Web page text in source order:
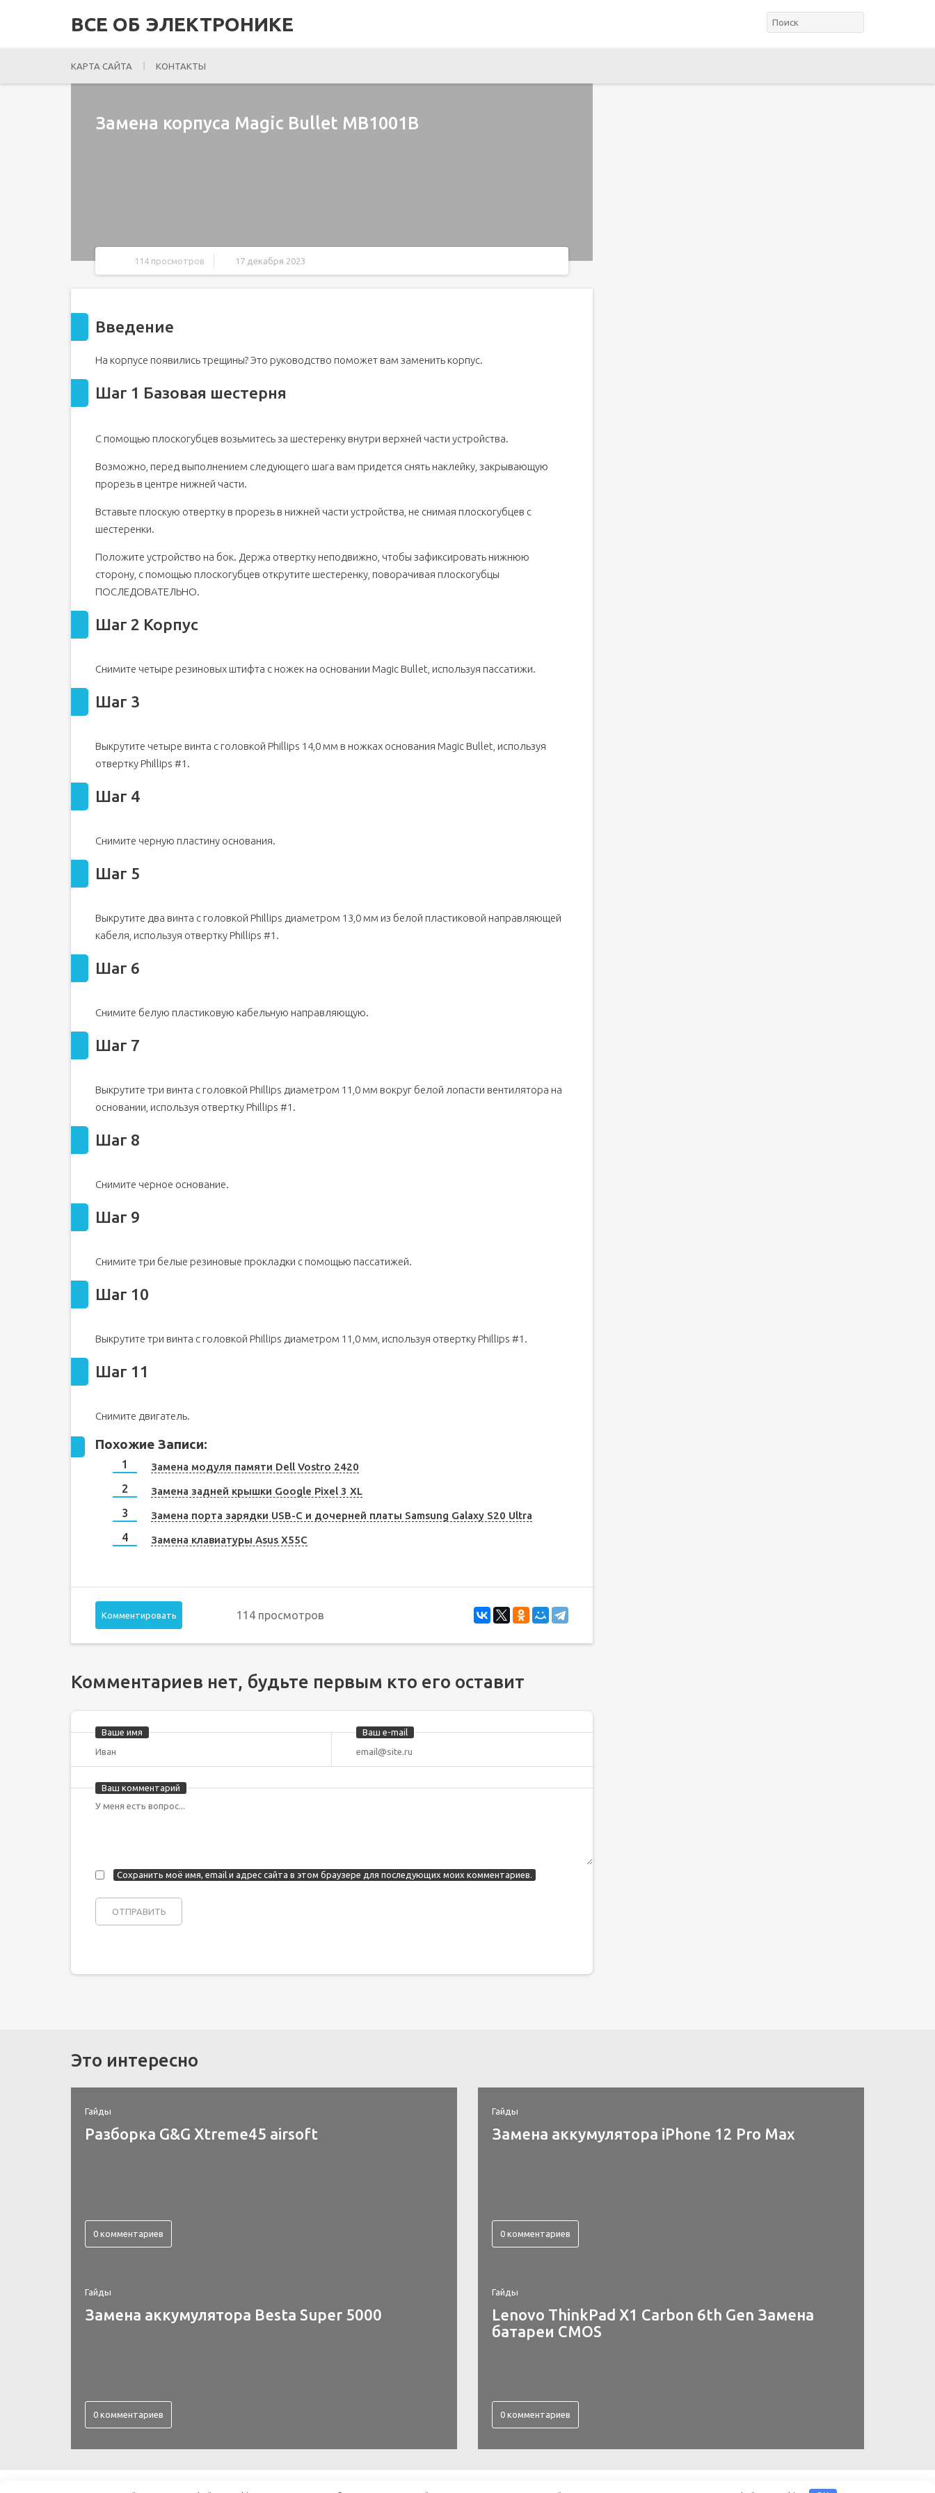
ВСЕ ОБ ЭЛЕКТРОНИКЕ
КАРТА САЙТА КОНТАКТЫ
Замена корпуса Magic Bullet MB1001B
114 просмотров 17 декабря 2023
Введение
На корпусе появились трещины? Это руководство поможет вам заменить корпус.
Шаг 1 Базовая шестерня
С помощью плоскогубцев возьмитесь за шестеренку внутри верхней части устройства.
Возможно, перед выполнением следующего шага вам придется снять наклейку, закрывающую
прорезь в центре нижней части.
Вставьте плоскую отвертку в прорезь в нижней части устройства, не снимая плоскогубцев с
шестеренки.
Положите устройство на бок. Держа отвертку неподвижно, чтобы зафиксировать нижнюю
сторону, с помощью плоскогубцев открутите шестеренку, поворачивая плоскогубцы
ПОСЛЕДОВАТЕЛЬНО.
Шаг 2 Корпус
Снимите четыре резиновых штифта с ножек на основании Magic Bullet, используя пассатижи.
Шаг 3
Выкрутите четыре винта с головкой Phillips 14,0 мм в ножках основания Magic Bullet, используя
отвертку Phillips #1.
Шаг 4
Снимите черную пластину основания.
Шаг 5
Выкрутите два винта с головкой Phillips диаметром 13,0 мм из белой пластиковой направляющей
кабеля, используя отвертку Phillips #1.
Шаг 6
Снимите белую пластиковую кабельную направляющую.
Шаг 7
Выкрутите три винта с головкой Phillips диаметром 11,0 мм вокруг белой лопасти вентилятора на
основании, используя отвертку Phillips #1.
Шаг 8
Снимите черное основание.
Шаг 9
Снимите три белые резиновые прокладки с помощью пассатижей.
Шаг 10
Выкрутите три винта с головкой Phillips диаметром 11,0 мм, используя отвертку Phillips #1.
Шаг 11
Снимите двигатель.
Похожие Записи:
Замена модуля памяти Dell Vostro 2420
Замена задней крышки Google Pixel 3 XL
Замена порта зарядки USB-C и дочерней платы Samsung Galaxy S20 Ultra
Замена клавиатуры Asus X55C
Комментировать 114 просмотров
Комментариев нет, будьте первым кто его оставит
Ваше имя Ваш e-mail
Ваш комментарий
Сохранить моё имя, email и адрес сайта в этом браузере для последующих моих комментариев.
Это интересно
Гайды
Разборка G&G Xtreme45 airsoft
0 комментариев
Гайды
Замена аккумулятора iPhone 12 Pro Max
0 комментариев
Гайды
Замена аккумулятора Besta Super 5000
0 комментариев
Гайды
Lenovo ThinkPad X1 Carbon 6th Gen Замена
батареи CMOS
0 комментариев
© 2019 | All rights reserved.